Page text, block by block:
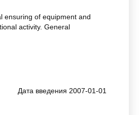
ensuring of equipment and
activity. General
Дата введения 2007-01-01